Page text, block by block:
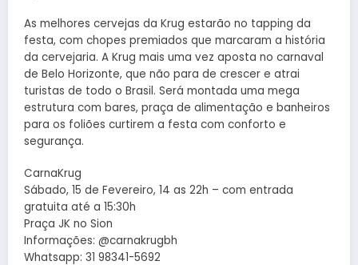
As melhores cervejas da Krug estarão no tapping da
festa, com chopes premiados que marcaram a história
da cervejaria. A Krug mais uma vez aposta no carnaval
de Belo Horizonte, que não para de crescer e atrai
turistas de todo o Brasil. Será montada uma mega
estrutura com bares, praça de alimentação e banheiros
para os foliões curtirem a festa com conforto e
segurança.
CarnaKrug
Sábado, 15 de Fevereiro, 14 as 22h – com entrada
gratuita até a 15:30h
Praça JK no Sion
Informações: @carnakrugbh
Whatsapp: 31 98341-5692